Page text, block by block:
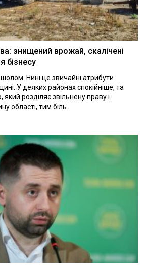
знищений врожай, скалічені
бізнесу
Нині це звичайні атрибути
У деяких районах спокійніше, та
розділяє звільнену праву і
області, тим біль...